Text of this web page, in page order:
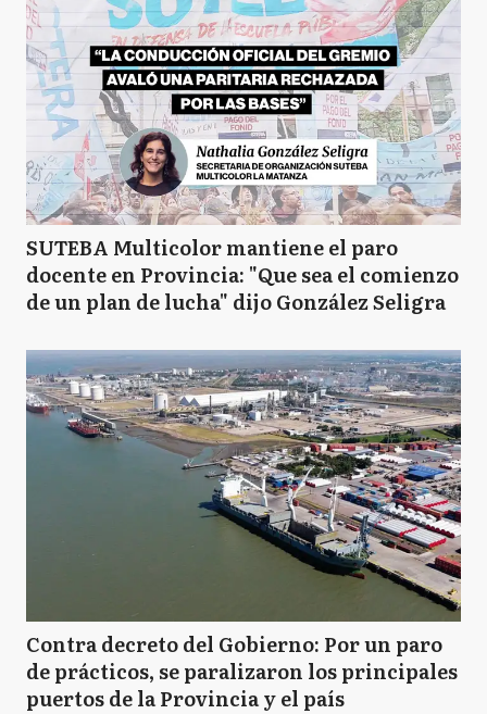
SUTEBA Multicolor mantiene el paro
docente en Provincia: "Que sea el comienzo
de un plan de lucha" dijo González Seligra
Contra decreto del Gobierno: Por un paro
de prácticos, se paralizaron los principales
puertos de la Provincia y el país